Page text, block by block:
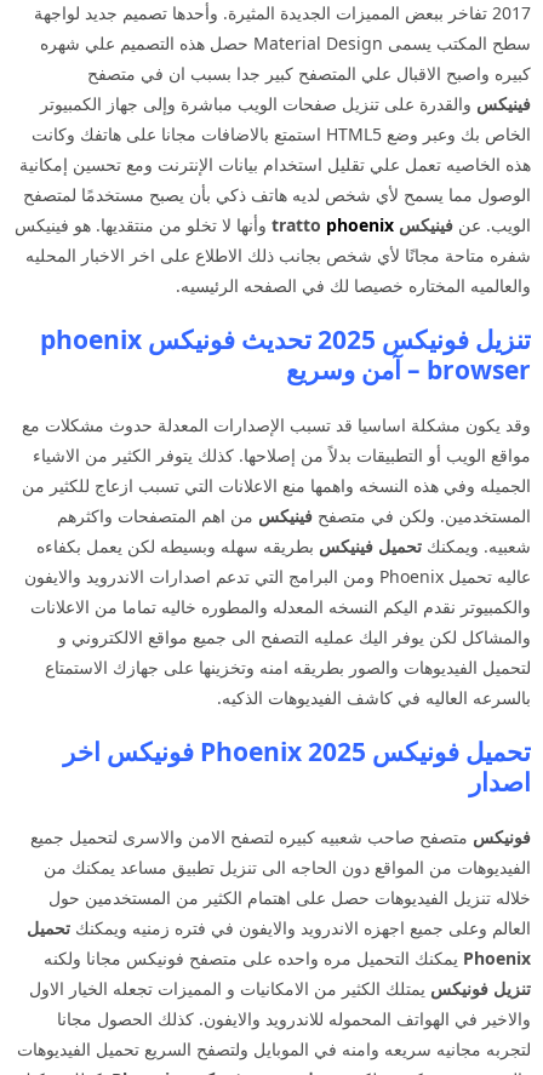
2017 تفاخر ببعض المميزات الجديدة المثيرة. وأحدها تصميم جديد لواجهة
سطح المكتب يسمى Material Design حصل هذه التصميم علي شهره
كبيره واصبح الاقبال علي المتصفح كبير جدا بسبب ان في متصفح
فينيكس والقدرة على تنزيل صفحات الويب مباشرة وإلى جهاز الكمبيوتر
الخاص بك وعبر وضع HTML5 استمتع بالاضافات مجانا على هاتفك وكانت
هذه الخاصيه تعمل علي تقليل استخدام بيانات الإنترنت ومع تحسين إمكانية
الوصول مما يسمح لأي شخص لديه هاتف ذكي بأن يصبح مستخدمًا لمتصفح
الويب. عن فينيكس tratto phoenix
وأنها لا تخلو من منتقديها. هو فينيكس
شفره متاحة مجانًا لأي شخص بجانب ذلك الاطلاع على اخر الاخبار المحليه
والعالميه المختاره خصيصا لك في الصفحه الرئيسيه.
تنزيل فونيكس 2025 تحديث فونيكس phoenix
browser – آمن وسريع
وقد يكون مشكلة اساسيا قد تسبب الإصدارات المعدلة حدوث مشكلات مع
مواقع الويب أو التطبيقات بدلاً من إصلاحها. كذلك يتوفر الكثير من الاشياء
الجميله وفي هذه النسخه واهمها منع الاعلانات التي تسبب ازعاج للكثير من
المستخدمين. ولكن في متصفح فينيكس من اهم المتصفحات واكثرهم
شعبيه. ويمكنك تحميل فينيكس بطريقه سهله وبسيطه لكن يعمل بكفاءه
عاليه تحميل Phoenix ومن البرامج التي تدعم اصدارات الاندرويد والايفون
والكمبيوتر نقدم اليكم النسخه المعدله والمطوره خاليه تماما من الاعلانات
والمشاكل لكن يوفر اليك عمليه التصفح الى جميع مواقع الالكتروني و
لتحميل الفيديوهات والصور بطريقه امنه وتخزينها على جهازك الاستمتاع
بالسرعه العاليه في كاشف الفيديوهات الذكيه.
تحميل فونيكس Phoenix 2025 فونيكس اخر
اصدار
فونيكس متصفح صاحب شعبيه كبيره لتصفح الامن والاسرى لتحميل جميع
الفيديوهات من المواقع دون الحاجه الى تنزيل تطبيق مساعد يمكنك من
خلاله تنزيل الفيديوهات حصل على اهتمام الكثير من المستخدمين حول
العالم وعلى جميع اجهزه الاندرويد والايفون في فتره زمنيه ويمكنك تحميل
Phoenix يمكنك التحميل مره واحده على متصفح فونيكس مجانا ولكنه
تنزيل فونيكس يمتلك الكثير من الامكانيات و المميزات تجعله الخيار الاول
والاخير في الهواتف المحموله للاندرويد والايفون. كذلك الحصول مجانا
لتجربه مجانيه سريعه وامنه في الموبايل ولتصفح السريع تحميل الفيديوهات